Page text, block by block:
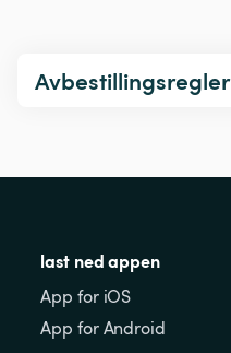
Avbestillingsregler
last ned appen
App for iOS
App for Android